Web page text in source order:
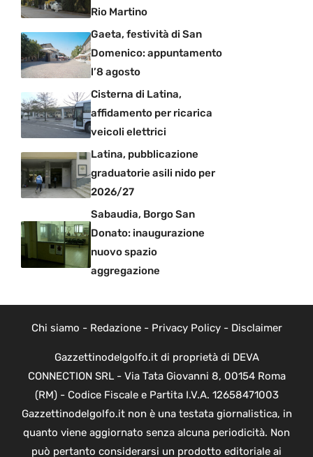
Rio Martino
Gaeta, festività di San
Domenico: appuntamento
l’8 agosto
Cisterna di Latina,
affidamento per ricarica
veicoli elettrici
Latina, pubblicazione
graduatorie asili nido per
2026/27
Sabaudia, Borgo San
Donato: inaugurazione
nuovo spazio
aggregazione
Chi siamo - Redazione- Privacy Policy- Disclaimer
Gazzettinodelgolfo.it di proprietà di DEVA
CONNECTION SRL - Via Tata Giovanni 8, 00154 Roma
(RM) - Codice Fiscale e Partita I.V.A. 12658471003
Gazzettinodelgolfo.it non è una testata giornalistica, in
quanto viene aggiornato senza alcuna periodicità. Non
può pertanto considerarsi un prodotto editoriale ai